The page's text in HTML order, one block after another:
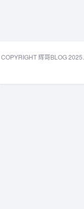
COPYRIGHT 辉哥BLOG